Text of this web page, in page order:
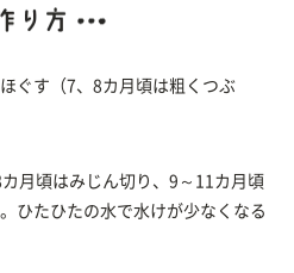
ぐす（7、8カ月頃は粗くつぶ
月頃はみじん切り、9～11カ月頃
ひたひたの水で水けが少なくなる